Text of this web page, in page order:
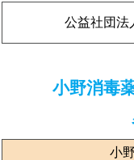
公益社団法
小野消毒
小